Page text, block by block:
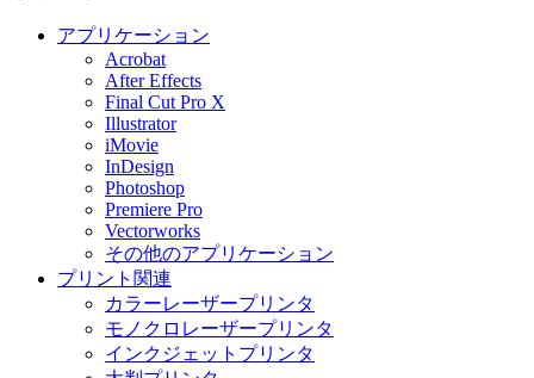
アプリケーション
Acrobat
After Effects
Final Cut Pro X
Illustrator
iMovie
InDesign
Photoshop
Premiere Pro
Vectorworks
その他のアプリケーション
プリント関連
カラーレーザープリンタ
モノクロレーザープリンタ
インクジェットプリンタ